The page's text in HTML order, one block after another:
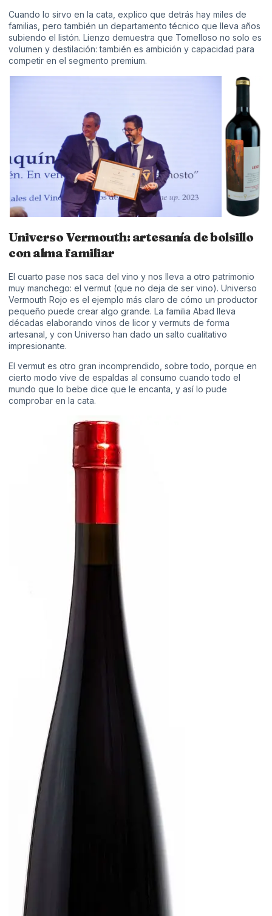
Cuando lo sirvo en la cata, explico que detrás hay miles de
familias, pero también un departamento técnico que lleva años
subiendo el listón. Lienzo demuestra que Tomelloso no solo es
volumen y destilación: también es ambición y capacidad para
competir en el segmento premium.
Universo Vermouth: artesanía de bolsillo
con alma familiar
El cuarto pase nos saca del vino y nos lleva a otro patrimonio
muy manchego: el vermut (que no deja de ser vino). Universo
Vermouth Rojo es el ejemplo más claro de cómo un productor
pequeño puede crear algo grande. La familia Abad lleva
décadas elaborando vinos de licor y vermuts de forma
artesanal, y con Universo han dado un salto cualitativo
impresionante.
El vermut es otro gran incomprendido, sobre todo, porque en
cierto modo vive de espaldas al consumo cuando todo el
mundo que lo bebe dice que le encanta, y así lo pude
comprobar en la cata.